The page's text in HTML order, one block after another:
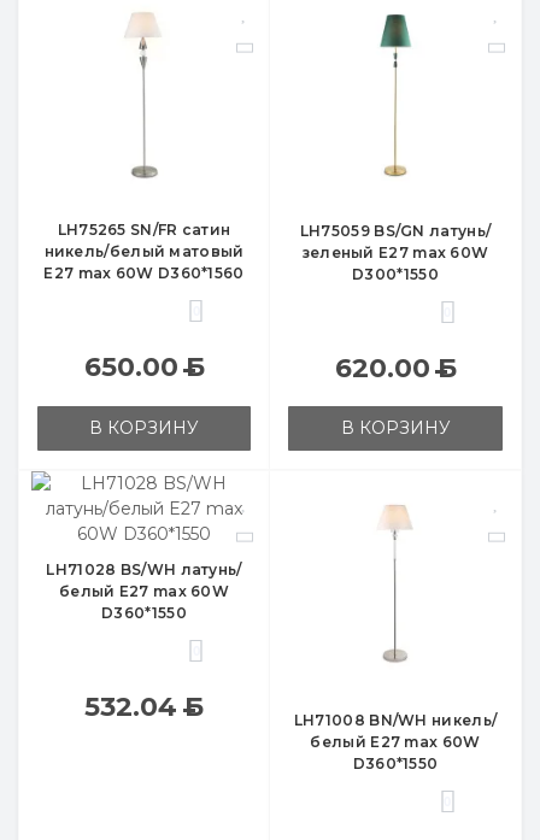
LH75265 SN/FR сатин
никель/белый матовый
E27 max 60W D360*1560
650.00Б
В КОРЗИНУ
LH75059 BS/GN латунь/
зеленый E27 max 60W
D300*1550
620.00Б
В КОРЗИНУ
LH71028 BS/WH латунь/
белый E27 max 60W
D360*1550
532.04Б
LH71008 BN/WH никель/
белый E27 max 60W
D360*1550